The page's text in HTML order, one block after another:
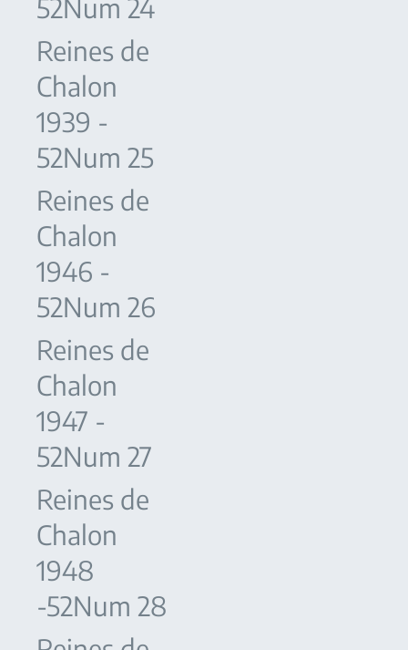
52Num 24
Reines de
Chalon
1939 -
52Num 25
Reines de
Chalon
1946 -
52Num 26
Reines de
Chalon
1947 -
52Num 27
Reines de
Chalon
1948
-52Num 28